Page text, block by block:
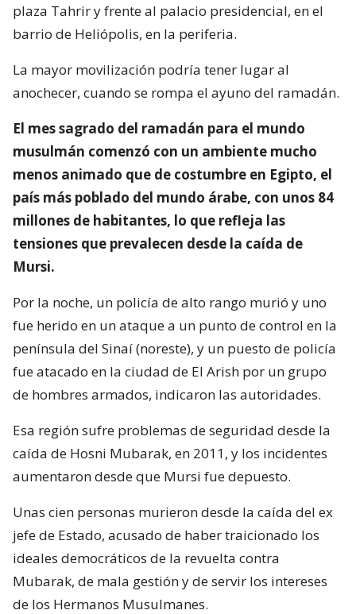
plaza Tahrir y frente al palacio presidencial, en el
barrio de Heliópolis, en la periferia.
La mayor movilización podría tener lugar al
anochecer, cuando se rompa el ayuno del ramadán.
El mes sagrado del ramadán para el mundo
musulmán comenzó con un ambiente mucho
menos animado que de costumbre en Egipto, el
país más poblado del mundo árabe, con unos 84
millones de habitantes, lo que refleja las
tensiones que prevalecen desde la caída de
Mursi.
Por la noche, un policía de alto rango murió y uno
fue herido en un ataque a un punto de control en la
península del Sinaí (noreste), y un puesto de policía
fue atacado en la ciudad de El Arish por un grupo
de hombres armados, indicaron las autoridades.
Esa región sufre problemas de seguridad desde la
caída de Hosni Mubarak, en 2011, y los incidentes
aumentaron desde que Mursi fue depuesto.
Unas cien personas murieron desde la caída del ex
jefe de Estado, acusado de haber traicionado los
ideales democráticos de la revuelta contra
Mubarak, de mala gestión y de servir los intereses
de los Hermanos Musulmanes.